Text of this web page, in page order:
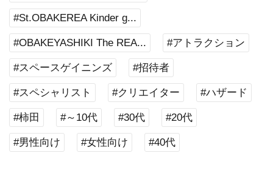
#St.OBAKEREA Kinder g...
#OBAKEYASHIKI The REA... #アトラクション
#スペースゲイニンズ #招待者
#スペシャリスト #クリエイター #ハザード
#柿田 #～10代 #30代 #20代
#男性向け #女性向け #40代